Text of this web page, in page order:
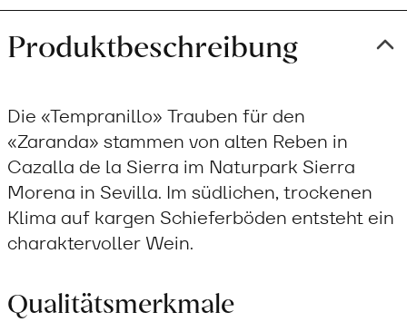
Produktbeschreibung
Die «Tempranillo» Trauben für den
«Zaranda» stammen von alten Reben in
Cazalla de la Sierra im Naturpark Sierra
Morena in Sevilla. Im südlichen, trockenen
Klima auf kargen Schieferböden entsteht ein
charaktervoller Wein.
Qualitätsmerkmale